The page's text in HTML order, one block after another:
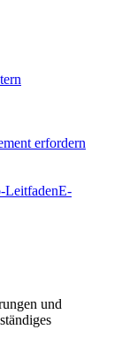
erfordern
LeitfadenE-
und